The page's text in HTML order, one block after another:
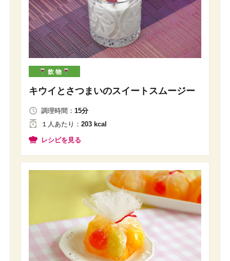
飲 物
キウイとさつまいのスイートスムージー
調理時間： 15分
１人あたり ： 203 kcal
レシピを見る